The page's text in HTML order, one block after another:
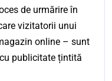
de urmărire în
vizitatorii unui
online – sunt
publicitate țintită